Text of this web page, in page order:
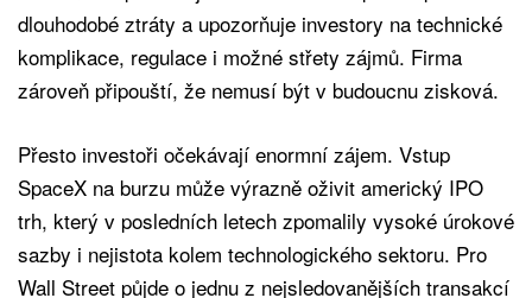
dlouhodobé ztráty a upozorňuje investory na technické
komplikace, regulace i možné střety zájmů. Firma
zároveň připouští, že nemusí být v budoucnu zisková.
Přesto investoři očekávají enormní zájem. Vstup
SpaceX na burzu může výrazně oživit americký IPO
trh, který v posledních letech zpomalily vysoké úrokové
sazby i nejistota kolem technologického sektoru. Pro
Wall Street půjde o jednu z nejsledovanějších transakcí